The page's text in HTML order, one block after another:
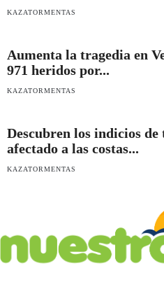
KAZATORMENTAS
Aumenta la tragedia en
971 heridos por...
KAZATORMENTAS
Descubren los indicios
afectado a las costas...
KAZATORMENTAS